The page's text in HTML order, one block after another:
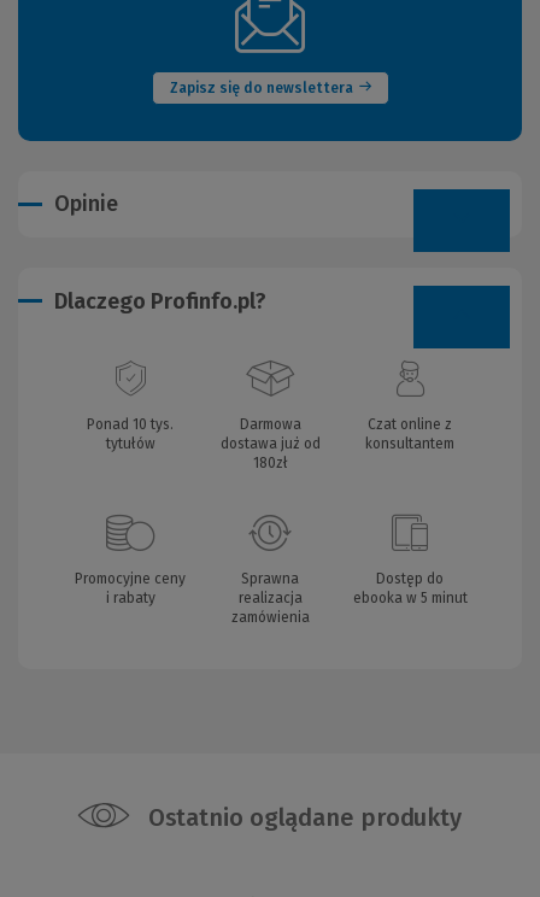
Zapisz się do newslettera
(Nowe
okno)
Opinie
Dlaczego Profinfo.pl?
Ponad 10 tys.
tytułów
Darmowa
dostawa już od
180zł
Czat online z
konsultantem
Promocyjne ceny
i rabaty
Sprawna
realizacja
zamówienia
Dostęp do
ebooka w 5 minut
Ostatnio oglądane produkty